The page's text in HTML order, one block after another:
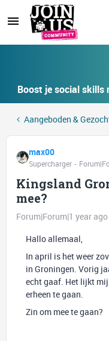
Boost je social skills
Aangeboden &
max00
Supercharger
Kingsland
mee?
Forum|Forum|1 year ago
Hallo allemaal,
In april is het weer
in Groningen. Vorig
echt gaaf. Het lijkt
erheen te gaan.
Zin om mee te gaan?